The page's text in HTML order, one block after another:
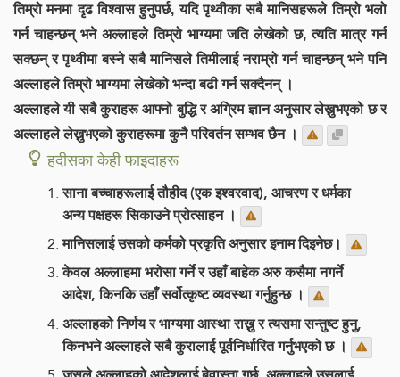
तिम्रो मनमा दृढ विश्वास हुनुपर्छ, यदि पृथ्वीका सबै मानिसहरूले तिम्रो भलो
गर्न चाहन्छन् भने अल्लाहले तिम्रो भाग्यमा जति लेखेको छ, त्यति मात्र गर्न
सक्छन् र पृथ्वीमा बस्ने सबै मानिसले तिमीलाई नराम्रो गर्न चाहन्छन् भने पनि
अल्लाहले तिम्रो भाग्यमा लेखेको भन्दा बढी गर्न सक्दैनन् ।
अल्लाहले यी सबै कुराहरू आफ्नो बुद्धि र अग्रिम ज्ञान अनुसार लेख्नुभएको छ र
अल्लाहले लेख्नुभएको कुराहरूमा कुनै परिवर्तन सम्भव छैन ।
हदीसका केही फाइदाहरू
साना बच्चाहरूलाई तौहीद (एक इश्वरवाद), आचरण र धर्मका
अन्य पक्षहरू सिकाउने प्रोत्साहन ।
मानिसलाई उसको कर्मको प्रकृति अनुसार इनाम दिइनेछ।
केवल अल्लाहमा भरोसा गर्ने र उहाँ बाहेक अरु कसैमा नगर्ने
आदेश, किनकि उहाँ सर्वोत्कृष्ट व्यवस्था गर्नुहुन्छ ।
अल्लाहको निर्णय र भाग्यमा आस्था राख्नु र त्यसमा सन्तुष्ट हुनु,
किनभने अल्लाहले सबै कुरालाई पूर्वनिर्धारित गर्नुभएको छ ।